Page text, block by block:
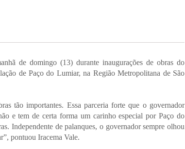
de domingo (13) durante inaugurações de obras do
de Paço do Lumiar, na Região Metropolitana de São
tão importantes. Essa parceria forte que o governador
e tem de certa forma um carinho especial por Paço do
Independente de palanques, o governador sempre olhou
pontuou Iracema Vale.